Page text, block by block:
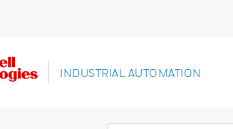
INDUSTRIAL AUTOMATION